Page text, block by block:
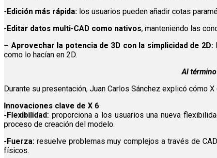
-Edición más rápida: los usuarios pueden añadir cotas
-Editar datos multi-CAD como nativos, manteniendo las
– Aprovechar la potencia de 3D con la simplicidad de 2D:
como lo hacían en 2D.
Al
Durante su presentación, Juan Carlos Sánchez explicó
Innovaciones clave de X 6
-Flexibilidad: proporciona a los usuarios una nueva
proceso de creación del modelo.
-Fuerza: resuelve problemas muy complejos a través de
físicos.